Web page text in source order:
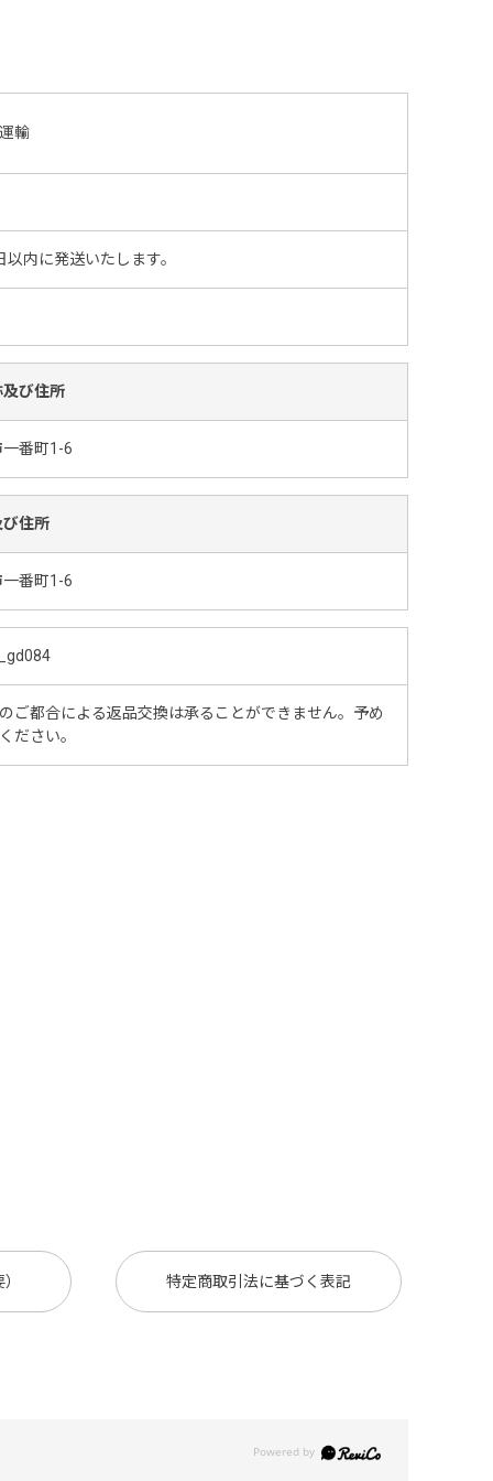
輸
以内に発送いたします。
び住所
番町1-6
住所
番町1-6
ご都合による返品交換は承ることができません。予め
ださい。
特定商取引法に基づく表記